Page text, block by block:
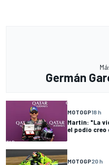
Germán
MOTOGP18 h
Martin: "La
el podio
MOTOGP20 h